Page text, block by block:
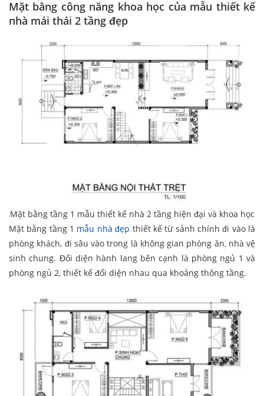
Mặt bằng công năng khoa học của mẫu thiết kế
nhà mái thái 2 tầng đẹp
Mặt bằng tầng 1 mẫu thiết kế nhà 2 tầng hiện đại và khoa học
Mặt bằng tầng 1 mẫu nhà đẹp thiết kế từ sảnh chính đi vào là
phòng khách, đi sâu vào trong là không gian phòng ăn, nhà vệ
sinh chung. Đối diện hành lang bên cạnh là phòng ngủ 1 và
phòng ngủ 2, thiết kế đối diện nhau qua khoảng thông tầng.